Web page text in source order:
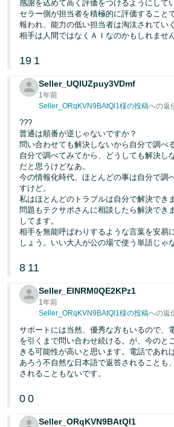
感謝を込めて高く評価をつけるようにして
セラー側が担当者を積極的に評価すること
報われ、能力の低い担当者は淘汰されてい
相手は人間ではなくＡＩなのかもしれませ
19 1
Seller_UQlUZpuy3VDmf
1年前
Seller_ORqKVN9BAtQl1様の投稿への返
???
普通は順番が逆じゃないですか？
問い合わせても解決しないから自分で調べ
自分で調べてみてから、どうしても解決し
だと思うけどなあ。
今の情報化時代、ほとんどの事は自分で調
すけど。
私はほとんどのトラブルは自分で解決でき
問題もテクサポさんに相談したら解決でき
してます。
相手を無能呼ばわりするような言葉を安易
しょう。いい大人が公の場で使う単語じゃ
8 11
Seller_EINRM0QE2KPz1
1年前
Seller_ORqKVN9BAtQl1様の投稿への返
サポートには当然、優秀な方もいるので、
を引くまで問い合わせ続ける。が、今のと
きる可能性が高いと思います。電話であれ
あろう不自然な日本語で返答されることも
されることもないです。
0 0
Seller_ORqKVN9BAtQl1